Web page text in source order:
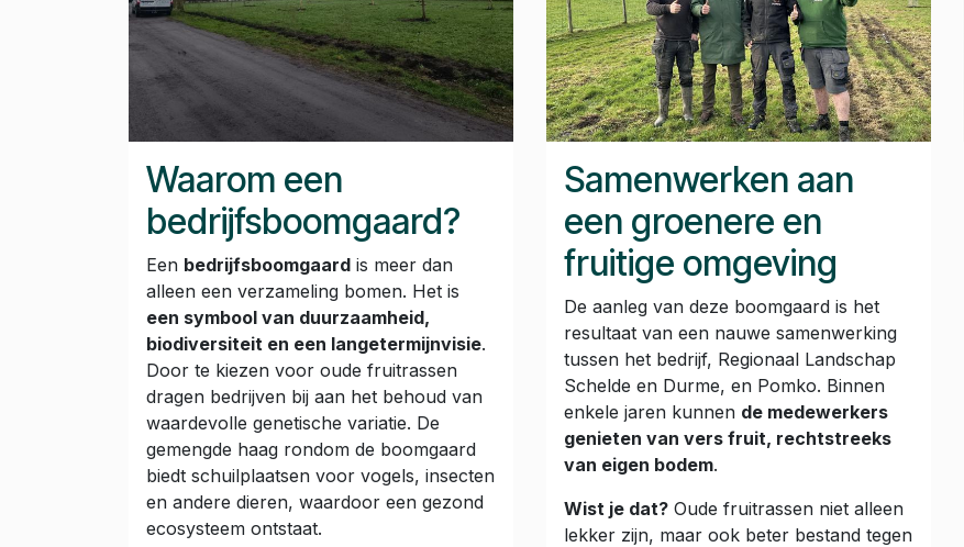
Waarom een
bedrijfsboomgaard?
Een bedrijfsboomgaard is meer dan
alleen een verzameling bomen. Het is
een symbool van duurzaamheid,
biodiversiteit en een langetermijnvisie.
Door te kiezen voor oude fruitrassen
dragen bedrijven bij aan het behoud van
waardevolle genetische variatie. De
gemengde haag rondom de boomgaard
biedt schuilplaatsen voor vogels, insecten
en andere dieren, waardoor een gezond
ecosysteem ontstaat.
Samenwerken aan
een groenere en
fruitige omgeving
De aanleg van deze boomgaard is het
resultaat van een nauwe samenwerking
tussen het bedrijf, Regionaal Landschap
Schelde en Durme, en Pomko. Binnen
enkele jaren kunnen de medewerkers
genieten van vers fruit, rechtstreeks
van eigen bodem.
Wist je dat? Oude fruitrassen niet alleen
lekker zijn, maar ook beter bestand tegen